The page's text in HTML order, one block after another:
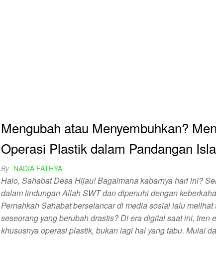
Mengubah atau Menyembuhkan?
Operasi Plastik dalam Pandangan
By NADIA FATHYA
Halo, Sahabat Desa Hijau! Bagaimana kabarnya hari ini?
dalam lindungan Allah SWT dan dipenuhi dengan
Pernahkah Sahabat berselancar di media sosial lalu
seseorang yang berubah drastis? Di era digital saat ini, tren
khususnya operasi plastik, bukan lagi hal yang tabu. Mulai